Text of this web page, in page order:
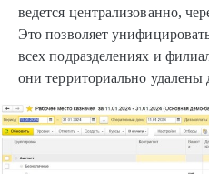
ведется централизованно,
Это позволяет
всех подразделениях и
они территориально удалены